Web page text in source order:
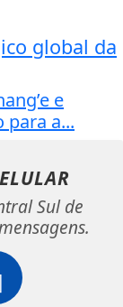
global da
e
para a...
Sul de